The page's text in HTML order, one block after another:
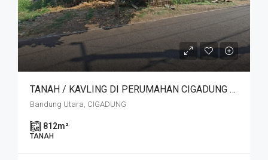
TANAH / KAVLING DI PERUMAHAN CIGADUNG SELATAN SAYAP DAGO, BANDUNG
Bandung Utara, CIGADUNG
812m²
TANAH